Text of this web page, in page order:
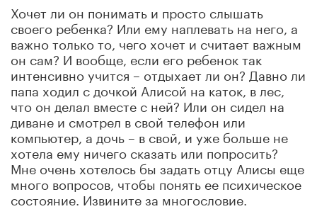
Хочет ли он понимать и просто слышать
своего ребенка? Или ему наплевать на него, а
важно только то, чего хочет и считает важным
он сам? И вообще, если его ребенок так
интенсивно учится – отдыхает ли он? Давно ли
папа ходил с дочкой Алисой на каток, в лес,
что он делал вместе с ней? Или он сидел на
диване и смотрел в свой телефон или
компьютер, а дочь – в свой, и уже больше не
хотела ему ничего сказать или попросить?
Мне очень хотелось бы задать отцу Алисы еще
много вопросов, чтобы понять ее психическое
состояние. Извините за многословие.